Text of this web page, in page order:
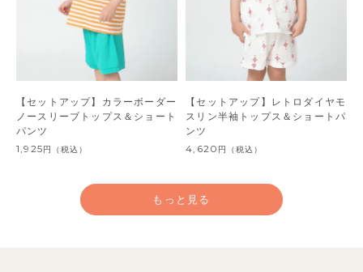
【セットアップ】カラーボーダー
ノースリーブトップス＆ショート
パンツ
1,925円 （税込）
【セットアップ】レトロダイヤモ
スリン半袖トップス＆ショートパ
ンツ
4,620 円 （税込）
もっと見る